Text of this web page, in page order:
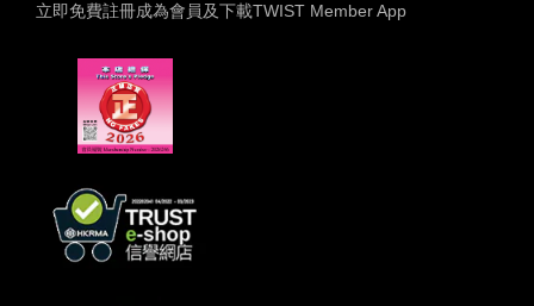
立即免費註冊成為會員及下載TWIST Member App